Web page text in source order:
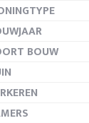
BOUW